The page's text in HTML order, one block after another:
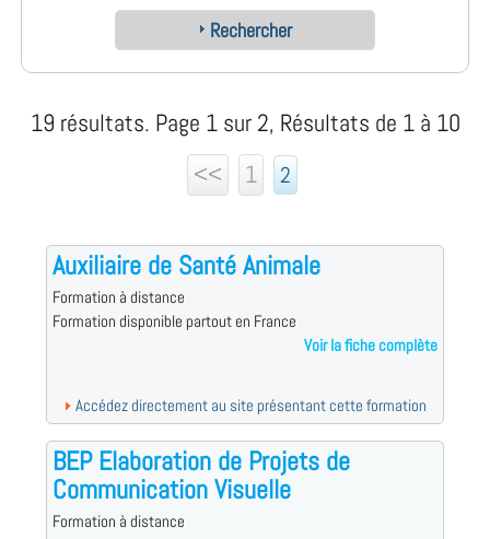
Rechercher
19 résultats. Page 1 sur 2, Résultats de 1 à 10
<<
1 2
Auxiliaire de Santé Animale
Formation à distance
Formation disponible partout en France
Voir la fiche complète
Accédez directement au site présentant cette formation
BEP Elaboration de Projets de
Communication Visuelle
Formation à distance